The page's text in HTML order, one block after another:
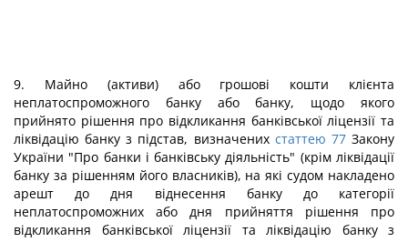
9. Майно (активи) або грошові кошти клієнта
неплатоспроможного банку або банку, щодо якого
прийнято рішення про відкликання банківської ліцензії та
ліквідацію банку з підстав, визначених статтею 77Закону
України "Про банки і банківську діяльність" (крім ліквідації
банку за рішенням його власників), на які судом накладено
арешт до дня віднесення банку до категорії
неплатоспроможних або дня прийняття рішення про
відкликання банківської ліцензії та ліквідацію банку з